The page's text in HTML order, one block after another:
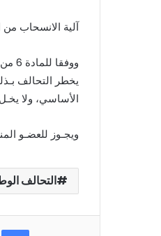
آلية الانسحاب
يخطر التحالف
الأساسي، ولا
ويجـوز للعضـو
التحالف